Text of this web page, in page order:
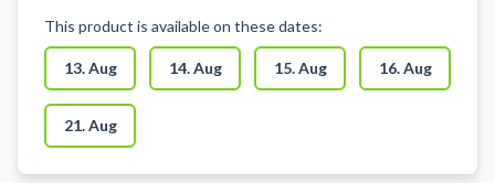
indendørs fodbold i Stenløse i
idrætscentrets hal. Medbring selv
bold og andet udstyr.
This product is available on these dates:
13. Aug 14. Aug 15. Aug 16. Aug
21. Aug